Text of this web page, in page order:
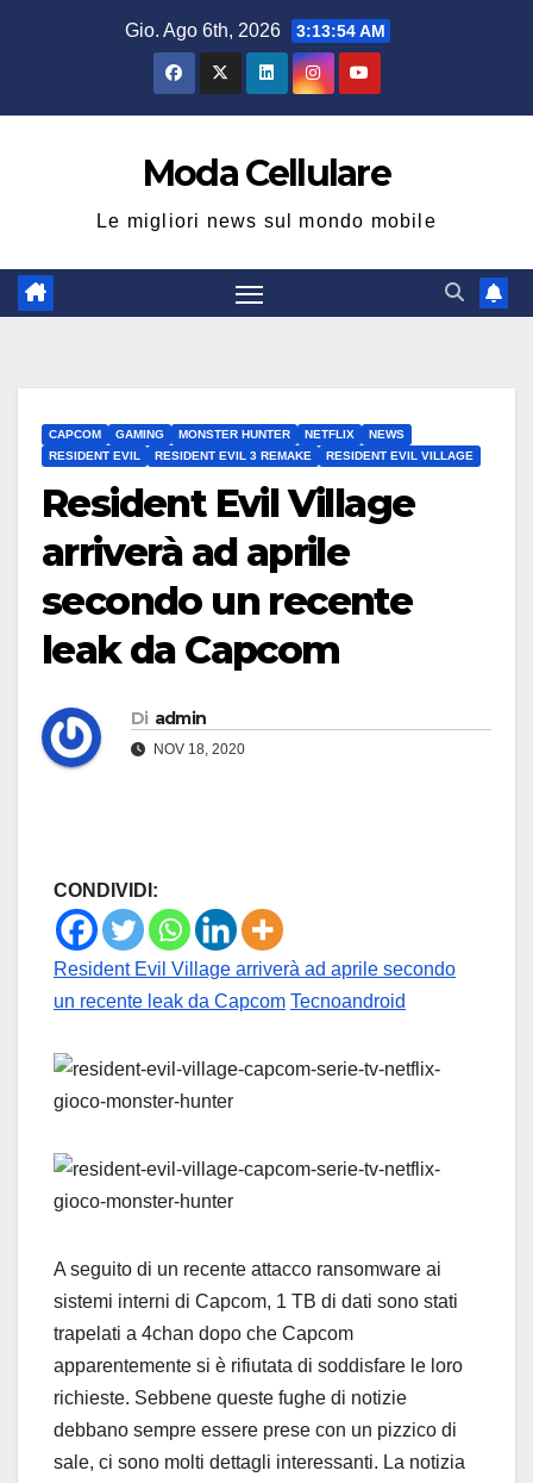
Gio. Ago 6th, 2026 3:13:54 AM
Moda Cellulare
Le migliori news sul mondo mobile
CAPCOM GAMING MONSTER HUNTER NETFLIX
NEWS
RESIDENT EVIL
RESIDENT EVIL 3 REMAKE RESIDENT EVIL VILLAGE
Resident Evil Village
arriverà ad aprile
secondo un recente
leak da Capcom
Di admin
NOV 18, 2020
CONDIVIDI:
Resident Evil Village arriverà ad aprile secondo
un recente leak da Capcom Tecnoandroid
A seguito di un recente attacco ransomware ai
sistemi interni di Capcom, 1 TB di dati sono stati
trapelati a 4chan dopo che Capcom
apparentemente si è rifiutata di soddisfare le loro
richieste. Sebbene queste fughe di notizie
debbano sempre essere prese con un pizzico di
sale, ci sono molti dettagli interessanti. La notizia